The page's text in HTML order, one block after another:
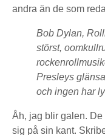
andra än de som
Bob Dylan,
störst,
Presleys
och ingen har
Åh, jag blir galen.
sig på sin kant.